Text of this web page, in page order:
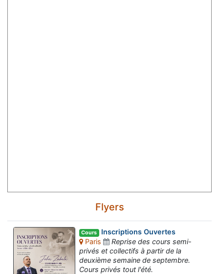
Flyers
Cours Inscriptions Ouvertes
Paris
Reprise des cours semi-
privés et collectifs à partir de la
deuxième semaine de septembre.
Cours privés tout l'été.